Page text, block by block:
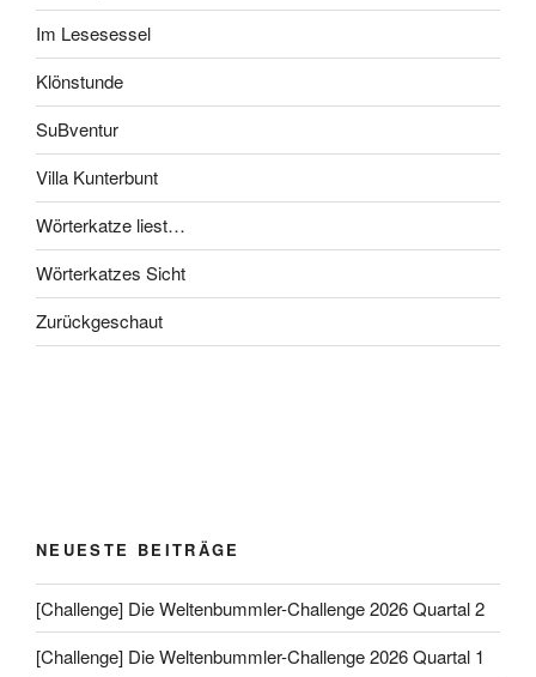
Im Lesesessel
Klönstunde
SuBventur
Villa Kunterbunt
Wörterkatze liest…
Wörterkatzes Sicht
Zurückgeschaut
NEUESTE BEITRÄGE
[Challenge] Die Weltenbummler-Challenge 2026 Quartal 2
[Challenge] Die Weltenbummler-Challenge 2026 Quartal 1